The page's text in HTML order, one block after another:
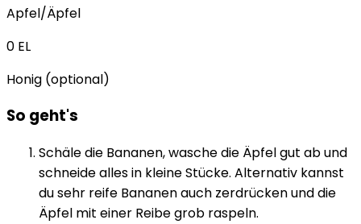
Apfel/Äpfel
0 EL
Honig (optional)
So geht's
Schäle die Bananen, wasche die Äpfel gut ab und
schneide alles in kleine Stücke. Alternativ kannst
du sehr reife Bananen auch zerdrücken und die
Äpfel mit einer Reibe grob raspeln.